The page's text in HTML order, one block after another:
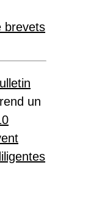
brevets
un